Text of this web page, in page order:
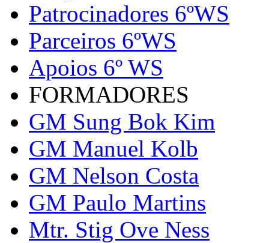
Patrocinadores 6ºWS
Parceiros 6ºWS
Apoios 6º WS
FORMADORES
GM Sung Bok Kim
GM Manuel Kolb
GM Nelson Costa
GM Paulo Martins
Mtr. Stig Ove Ness